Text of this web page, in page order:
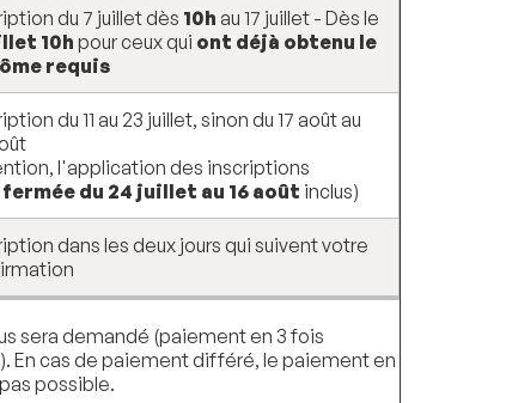
du 7 juillet dès 10h au 17 juillet - Dès le
10hpour ceux qui ont déjà obtenu le
requis
du 11 au 23 juillet, sinon du 17 août au
l'application des inscriptions
fermée du 24 juillet au 16 août inclus)
dans les deux jours qui suivent votre
sera demandé (paiement en 3 fois
En cas de paiement différé, le paiement en
possible.